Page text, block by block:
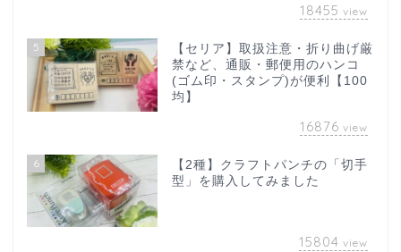
18455 view
5
【セリア】取扱注意・折り曲げ厳
禁など、通販・郵便用のハンコ
(ゴム印・スタンプ)が便利【100
均】
16876 view
6
【2種】クラフトパンチの「切手
型」を購入してみました
15804 view